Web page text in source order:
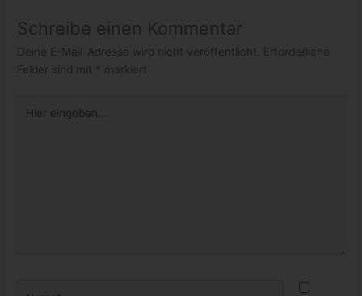
Schreibe einen Kommentar
Deine E-Mail-Adresse wird nicht veröffentlicht.
Erforderliche
Felder sind mit * markiert
eingeben…